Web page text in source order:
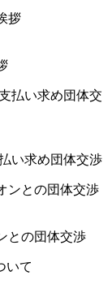
い求め団体交渉
との団体交渉